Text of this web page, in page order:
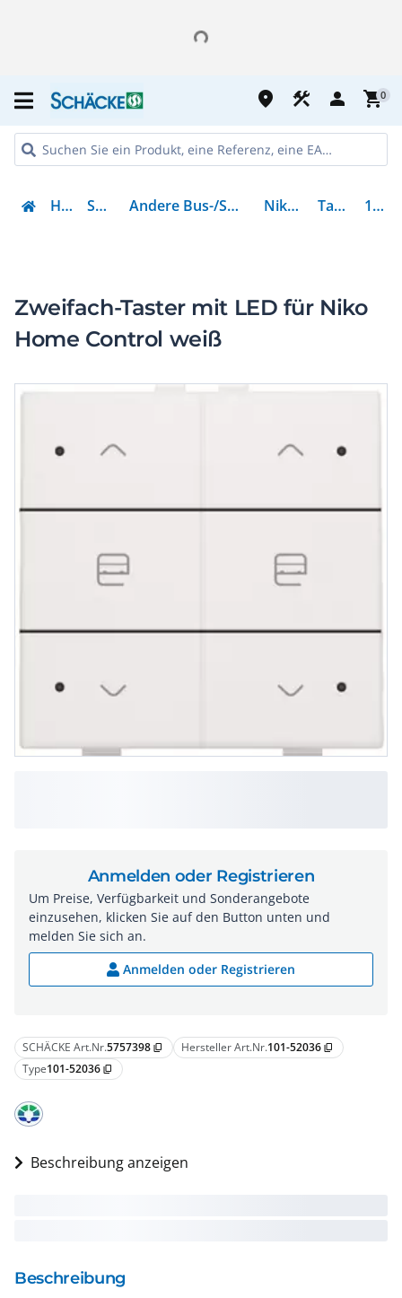
place construction person shopping_cart0
Haustechnik Smart Building Andere Bus-/Smart Home-/Smart Building-Systeme Niko Home Control Tastsensor NHC 101-52036
Zweifach-Taster mit LED für Niko
Home Control weiß
SCHÄCKE Art.Nr.5757398 content_copy Hersteller Art.Nr.101-52036 content_copy
Type101-52036 content_copy
Beschreibung anzeigen
Beschreibung
Anmelden oder Registrieren
Um Preise, Verfügbarkeit und Sonderangebote
einzusehen, klicken Sie auf den Button unten und
melden Sie sich an.
Anmelden oder Registrieren